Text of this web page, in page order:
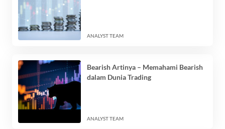
ANALYST TEAM
Bearish Artinya – Memahami Bearish
dalam Dunia Trading
ANALYST TEAM